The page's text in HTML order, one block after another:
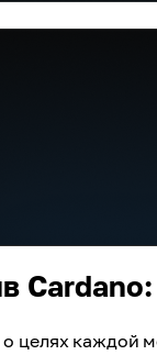
целях каждой